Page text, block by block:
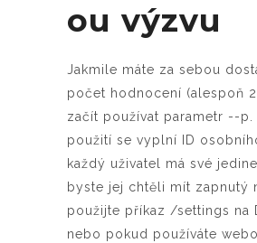
ou výzvu
Jakmile máte za sebou
počet hodnocení (alespoň
začít používat parametr --p.
použití se vyplní ID
každý uživatel má své
byste jej chtěli mít zapnutý
použijte příkaz /settings na
nebo pokud používáte